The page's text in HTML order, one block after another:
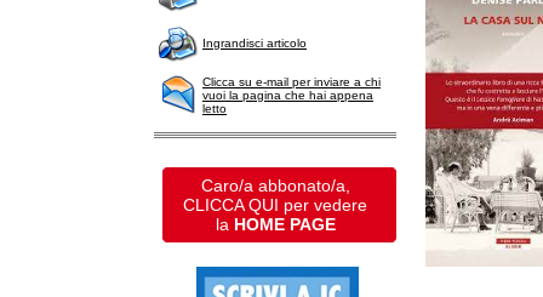
Ingrandisci articolo
Clicca su e-mail per inviare a chi
vuoi la pagina che hai appena
letto
Caro/a abbonato/a,
CLICCA QUI per vedere
la HOME PAGE